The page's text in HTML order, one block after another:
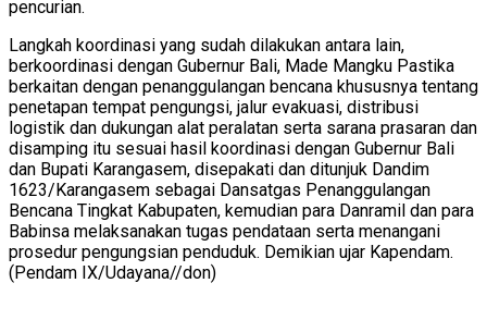
pencurian.
Langkah koordinasi yang sudah dilakukan antara lain,
berkoordinasi dengan Gubernur Bali, Made Mangku Pastika
berkaitan dengan penanggulangan bencana khususnya tentang
penetapan tempat pengungsi, jalur evakuasi, distribusi
logistik dan dukungan alat peralatan serta sarana prasaran dan
disamping itu sesuai hasil koordinasi dengan Gubernur Bali
dan Bupati Karangasem, disepakati dan ditunjuk Dandim
1623/Karangasem sebagai Dansatgas Penanggulangan
Bencana Tingkat Kabupaten, kemudian para Danramil dan para
Babinsa melaksanakan tugas pendataan serta menangani
prosedur pengungsian penduduk. Demikian ujar Kapendam.
(Pendam IX/Udayana//don)